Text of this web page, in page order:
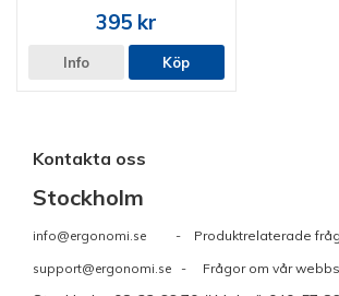
395 kr
Info Köp
Kontakta oss
Stockholm
info@ergonomi.se - Produktrelaterade
support@ergonomi.se - Frågor om vår